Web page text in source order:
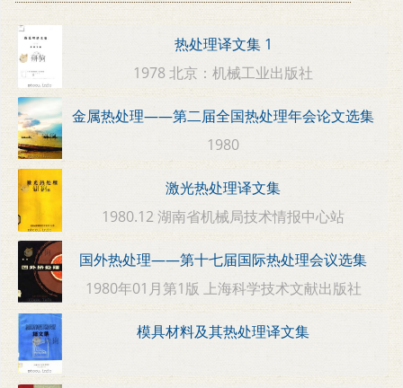
热处理译文集 1
1978 北京：机械工业出版社
金属热处理——第二届全国热处理年会论文选集
1980
激光热处理译文集
1980.12 湖南省机械局技术情报中心站
国外热处理——第十七届国际热处理会议选集
1980年01月第1版 上海科学技术文献出版社
模具材料及其热处理译文集